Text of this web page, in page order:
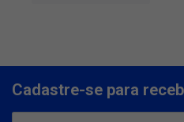
Cadastre-se para